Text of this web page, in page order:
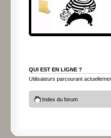
QUI EST EN LIGNE ?
Utilisateurs parcourant
Index du forum